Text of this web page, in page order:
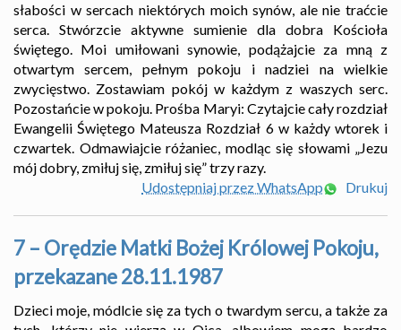
słabości w sercach niektórych moich synów, ale nie traćcie
serca. Stwórzcie aktywne sumienie dla dobra Kościoła
świętego. Moi umiłowani synowie, podążajcie za mną z
otwartym sercem, pełnym pokoju i nadziei na wielkie
zwycięstwo. Zostawiam pokój w każdym z waszych serc.
Pozostańcie w pokoju. Prośba Maryi: Czytajcie cały rozdział
Ewangelii Świętego Mateusza Rozdział 6 w każdy wtorek i
czwartek. Odmawiajcie różaniec, modląc się słowami „Jezu
mój dobry, zmiłuj się, zmiłuj się” trzy razy.
Udostępniaj przez WhatsApp
Drukuj
7 – Orędzie Matki Bożej Królowej Pokoju,
przekazane 28.11.1987
Dzieci moje, módlcie się za tych o twardym sercu, a także za